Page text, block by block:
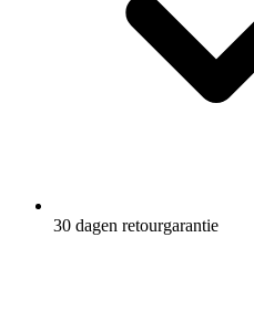
30 dagen retourgarantie